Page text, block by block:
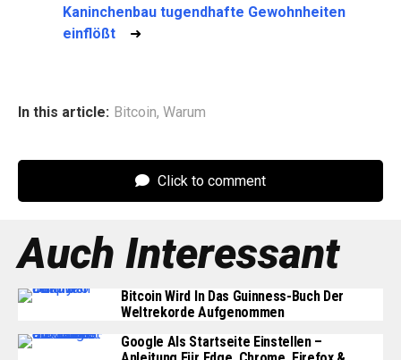
Kaninchenbau tugendhafte Gewohnheiten
einflößt ➜
In this article: Bitcoin, Warum
Click to comment
Auch Interessant
Bitcoin Wird In Das Guinness-Buch Der
Weltrekorde Aufgenommen
Google Als Startseite Einstellen –